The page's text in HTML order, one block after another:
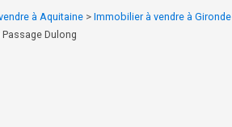
à Aquitaine > Immobilier à vendre à Gironde
Dulong